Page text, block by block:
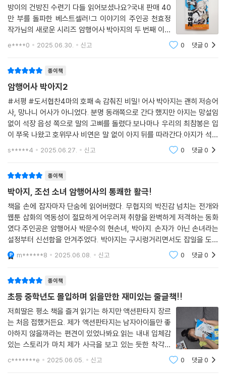
방이의 건방진 수련기 다들 읽어보셨나요?국내 판매 40
만 부를 돌파한 베스트셀러!그 이야기의 주인공 천효정
작가님의 새로운 시리즈 암행어사 박아지의 두 번째 이야
기가 시작되었습니다.세상이 어지러운 시기에 혜성처럼
e****0 2025.06.30. 신고 0 댓글0
종이책
암행어사 박아지2
#서평 #도서협찬4마의 호패 속 감춰진 비밀! 어사 박아지는 괜히 저승어
사, 망나니 어사가 아니었다. 분명 동래쪽으로 간다 했지만 아지는 망설임
없이 석장 읍성 쪽으로 말의 고삐를 돌렸다.보나마나 우리의 최참봉은 입
이 쭈욱 나왔고 호위무사 비연은 말 없이 아지 뒤를 따라간다.아지가 석장
읍성 쪽으로 발을 돌린 이유는 바로 스라소니 때문이었다.그렇게 도착한
s*****4 2025.06.27. 신고 0 댓글0
종이책
박아지, 조선 소녀 암행어사의 통쾌한 활극!
책을 손에 잡자마자 단숨에 읽어버렸다. 무협지의 박진감 넘치는 전개와
웹툰 삽화의 역동성이 절묘하게 어우러져 취향을 완벽하게 저격하는 동화
였다.주인공은 암행어사 박문수의 현손녀, 박아지. 손자가 아닌 손녀라는
설정부터 신선함을 안겨주었다. 박아지는 구시렁거리면서도 잡일을 도맡
아 하는 말단 최참봉과 그림처럼 멋진 호위무사 비연을 두 수행원으로 데
리고 다닌다. 이 환상
m******8 2025.06.08. 신고 0 댓글0
종이책
초등 중학년도 몰입하며 읽을만한 재미있는 줄글책!!
저희딸은 평소 책을 즐겨 읽기는 하지만 액션판타지 장르
는 처음 접했거든요. 제가 액션판타지는 남자아이들만 좋
아하지 않을까라는 편견이 있었나봐요.읽는 내내 입체감
있는 스토리가 마치 제가 사극을 보고 있는 듯한 착각이
들 정도로 흥미진진합니다.거지꼴로 바보짓하던 박아지
c*******e 2025.06.05. 신고 0 댓글0